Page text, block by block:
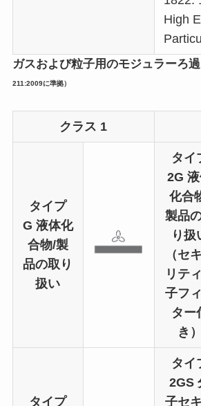
High
ガスおよび粒子用のモジュラーろ
211:2009に準拠）
クラス 1
タイプ
G 液体化
合物/製
品の取り
扱い
タイ
2G
化合
製品
り扱
（セ
リテ
子フ
ター
き）
タイプ
タイ
2GS
子セ